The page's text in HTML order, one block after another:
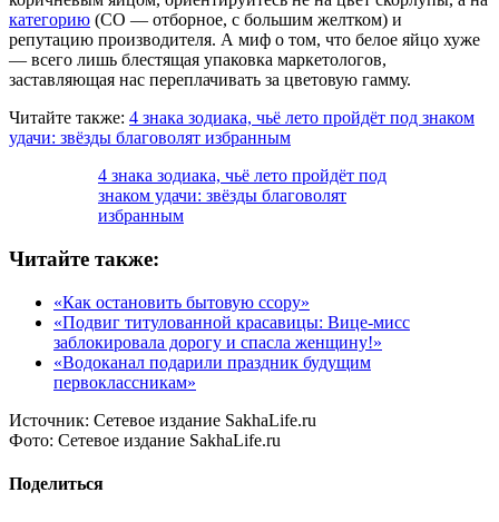
категорию (СО — отборное, с большим желтком) и
репутацию производителя. А миф о том, что белое яйцо хуже
— всего лишь блестящая упаковка маркетологов,
заставляющая нас переплачивать за цветовую гамму.
Читайте также: 4 знака зодиака, чьё лето пройдёт под знаком
удачи: звёзды благоволят избранным
4 знака зодиака, чьё лето пройдёт под
знаком удачи: звёзды благоволят
избранным
Читайте также:
«Как остановить бытовую ссору»
«Подвиг титулованной красавицы: Вице-мисс
заблокировала дорогу и спасла женщину!»
«Водоканал подарили праздник будущим
первоклассникам»
Источник: Сетевое издание SakhaLife.ru
Фото: Сетевое издание SakhaLife.ru
Поделиться